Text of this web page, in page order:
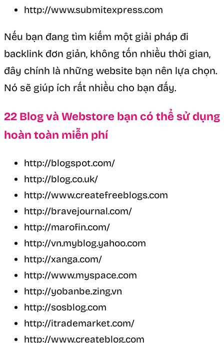
http://www.submitexpress.com
Nếu bạn đang tìm kiếm một giải pháp đi
backlink đơn giản, không tốn nhiều thời gian,
đây chính là những website bạn nên lựa chọn.
Nó sẽ giúp ích rất nhiều cho bạn đấy.
22 Blog và Webstore bạn có thể sử dụng
hoàn toàn miễn phí
http://blogspot.com/
http://blog.co.uk/
http://www.createfreeblogs.com
http://bravejournal.com/
http://marofin.com/
http://vn.myblog.yahoo.com
http://xanga.com/
http://www.myspace.com
http://yobanbe.zing.vn
http://sosblog.com
http://itrademarket.com/
http://www.createblog.com